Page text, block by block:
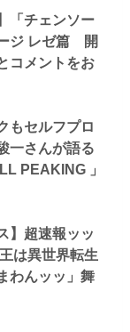
「チェンソー
ジ レゼ篇 開
コメントをお
もセルフプロ
一さんが語る
PEAKING 」
】超速報ッッ
は異世界転生
わんッッ」舞